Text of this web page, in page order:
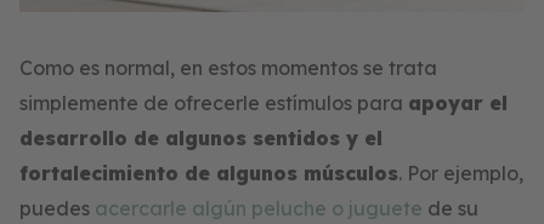
Como es normal, en estos momentos se trata
simplemente de ofrecerle estímulos para apoyar el
desarrollo de algunos sentidos y el
fortalecimiento de algunos músculos. Por ejemplo,
puedes acercarle algún peluche o juguete de su